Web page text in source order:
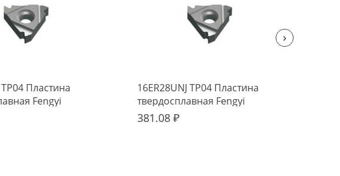
Пластина
Fengyi
16ER28UNJ TP04 Пластина
твердосплавная Fengyi
381.08 ₽
›